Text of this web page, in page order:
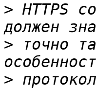
> HTTPS
> точно
>